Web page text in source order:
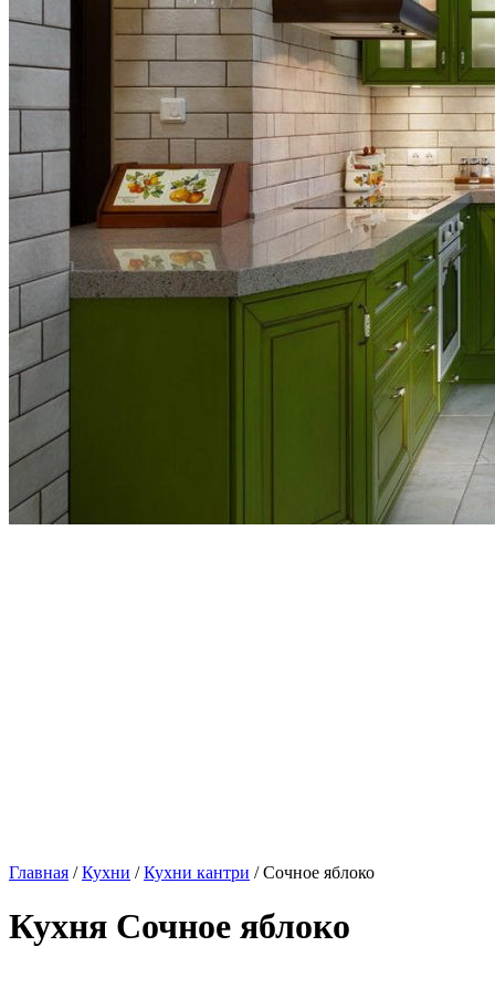
Главная /Кухни /Кухни кантри / Сочное яблоко
Кухня Сочное яблоко